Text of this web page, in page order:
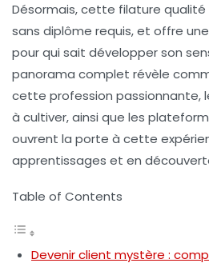
Désormais, cette filature
sans diplôme requis, et offre
pour qui sait développer son
panorama complet révèle
cette profession passionnante,
à cultiver, ainsi que les
ouvrent la porte à cette
apprentissages et en
Table of Contents
Devenir client mystère :